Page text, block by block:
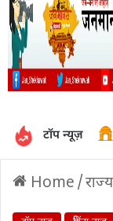
टॉप न्यूज़
Home /राज्य